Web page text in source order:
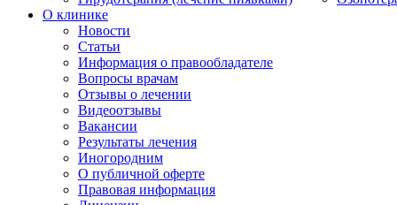
О клинике
Новости
Статьи
Информация о правообладателе
Вопросы врачам
Отзывы о лечении
Видеоотзывы
Вакансии
Результаты лечения
Иногородним
О публичной оферте
Правовая информация